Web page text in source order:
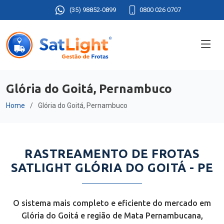
(35) 98852-0899 0800 026 0707
Glória do Goitá, Pernambuco
Home Glória do Goitá, Pernambuco
RASTREAMENTO DE FROTAS
SATLIGHT GLÓRIA DO GOITÁ - PE
O sistema mais completo e eficiente do mercado em
Glória do Goitá e região de Mata Pernambucana,